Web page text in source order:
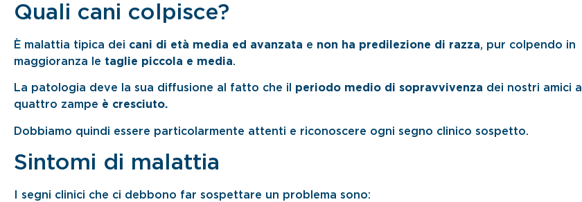
Quali cani colpisce?
È malattia tipica dei cani di età media ed avanzata e non ha predilezione di razza, pur colpendo in
maggioranza le taglie piccola e media.
La patologia deve la sua diffusione al fatto che il periodo medio di sopravvivenza dei nostri amici a
quattro zampe è cresciuto.
Dobbiamo quindi essere particolarmente attenti e riconoscere ogni segno clinico sospetto.
Sintomi di malattia
I segni clinici che ci debbono far sospettare un problema sono: